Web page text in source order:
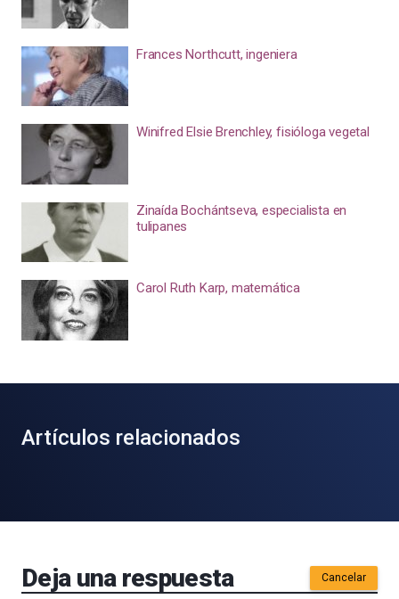
Frances Northcutt, ingeniera
Winifred Elsie Brenchley, fisióloga vegetal
Zinaída Bochántseva, especialista en
tulipanes
Carol Ruth Karp, matemática
Artículos relacionados
Deja una respuesta Cancelar